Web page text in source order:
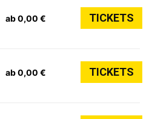
ab 0,00 € TICKETS
ab 0,00 € TICKETS